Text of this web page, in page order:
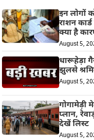
इन लोगों
राशन
क्या है
August 5,
धारूहेड़ा
झुलसे
August 5,
गोगामेड़ी
प्लान,
देखें लिस्ट
August 5,